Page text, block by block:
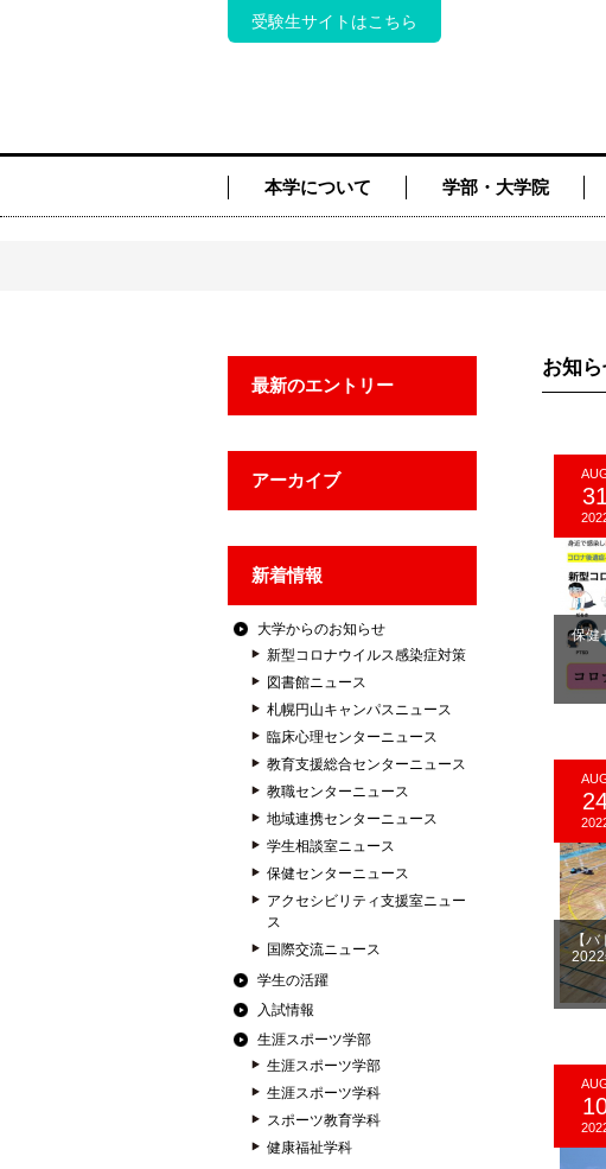
受験生サイトはこちら
本学について 学部・大学院
最新のエントリー
アーカイブ
新着情報
大学からのお知らせ
新型コロナウイルス感染症対策
図書館ニュース
札幌円山キャンパスニュース
臨床心理センターニュース
教育支援総合センターニュース
教職センターニュース
地域連携センターニュース
学生相談室ニュース
保健センターニュース
アクセシビリティ支援室ニュー
ス
国際交流ニュース
学生の活躍
入試情報
生涯スポーツ学部
生涯スポーツ学部
生涯スポーツ学科
スポーツ教育学科
健康福祉学科
お知
31
保健
【バ